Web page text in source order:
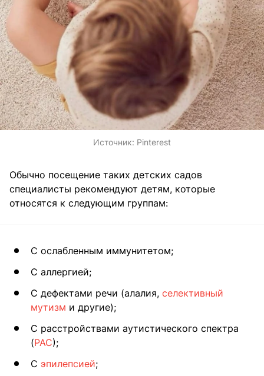
Источник: Pinterest
Обычно посещение таких детских садов
специалисты рекомендуют детям, которые
относятся к следующим группам:
С ослабленным иммунитетом;
С аллергией;
С дефектами речи (алалия, селективный
мутизм и другие);
С расстройствами аутистического спектра
(РАС);
С эпилепсией;